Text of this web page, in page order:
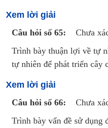
Xem lời giải
Câu hỏi số 65:
Chưa
Trình bày thuận lợi về tự
tự nhiên để phát triển cây
Xem lời giải
Câu hỏi số 66:
Chưa
Trình bày vấn đề sử dụng